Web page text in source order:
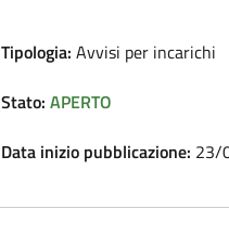
Tipologia: Avvisi per incarichi
Stato: APERTO
Data inizio pubblicazione: 23/